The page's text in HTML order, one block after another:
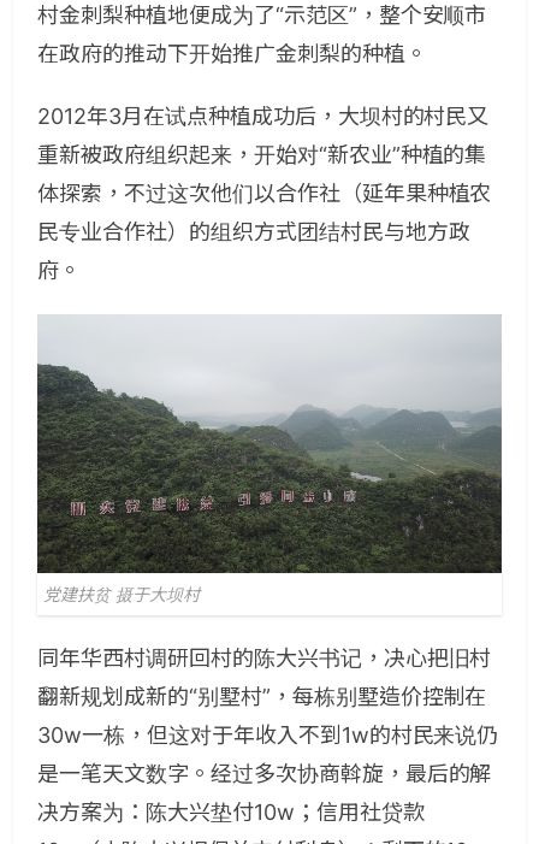
村金刺梨种植地便成为了“示范区”，整个安顺市
在政府的推动下开始推广金刺梨的种植。
2012年3月在试点种植成功后，大坝村的村民又
重新被政府组织起来，开始对“新农业”种植的集
体探索，不过这次他们以合作社（延年果种植农
民专业合作社）的组织方式团结村民与地方政
府。
党建扶贫 摄于大坝村
同年华西村调研回村的陈大兴书记，决心把旧村
翻新规划成新的“别墅村”，每栋别墅造价控制在
30w一栋，但这对于年收入不到1w的村民来说仍
是一笔天文数字。经过多次协商斡旋，最后的解
决方案为：陈大兴垫付10w；信用社贷款